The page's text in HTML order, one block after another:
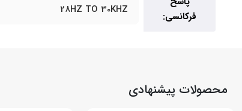
فرکانسی:
28HZ TO 30KHZ
محصولات پیشنهادی